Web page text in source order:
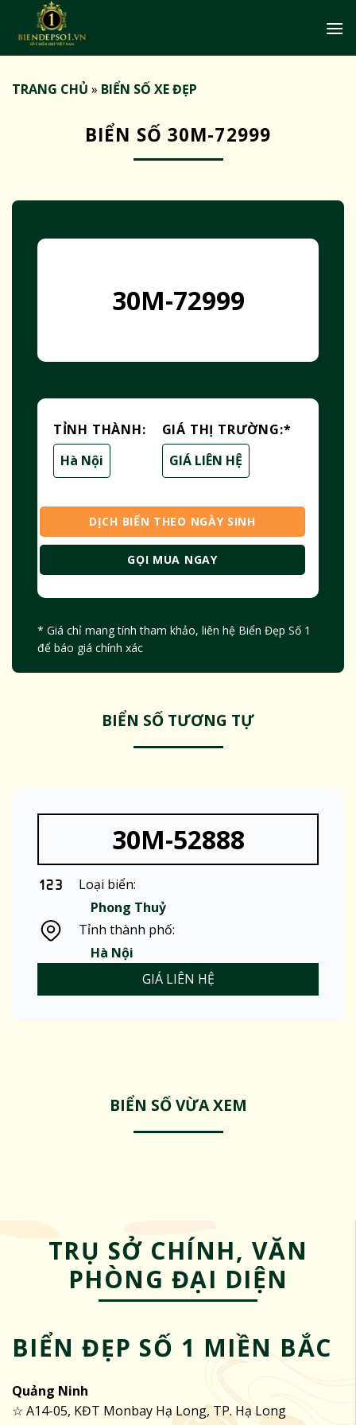
TRANG CHỦ » BIỂN SỐ XE ĐẸP
BIỂN SỐ 30M-72999
30M-72999
TỈNH THÀNH:
Hà Nội
GIÁ THỊ TRƯỜNG:*
GIÁ LIÊN HỆ
DỊCH BIỂN THEO NGÀY SINH
GỌI MUA NGAY
* Giá chỉ mang tính tham khảo, liên hệ Biển Đẹp Số 1
để báo giá chính xác
BIỂN SỐ TƯƠNG TỰ
30M-52888
Loại biển:
Phong Thuỷ
Tỉnh thành phố:
Hà Nội
GIÁ LIÊN HỆ
BIỂN SỐ VỪA XEM
TRỤ SỞ CHÍNH, VĂN
PHÒNG ĐẠI DIỆN
BIỂN ĐẸP SỐ 1 MIỀN BẮC
Quảng Ninh
☆ A14-05, KĐT Monbay Hạ Long, TP. Hạ Long